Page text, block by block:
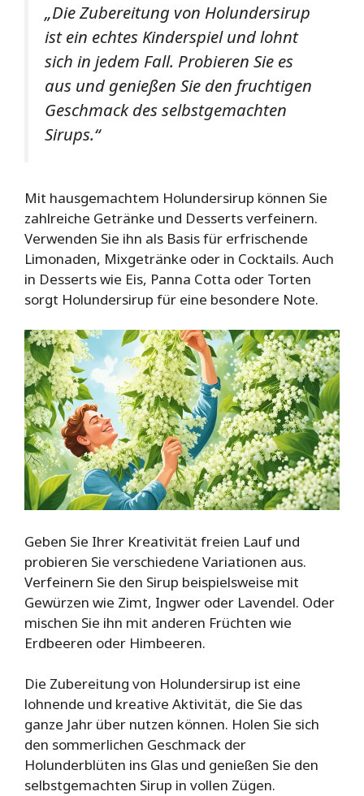
„Die Zubereitung von Holundersirup
ist ein echtes Kinderspiel und lohnt
sich in jedem Fall. Probieren Sie es
aus und genießen Sie den fruchtigen
Geschmack des selbstgemachten
Sirups.“
Mit hausgemachtem Holundersirup können Sie
zahlreiche Getränke und Desserts verfeinern.
Verwenden Sie ihn als Basis für erfrischende
Limonaden, Mixgetränke oder in Cocktails. Auch
in Desserts wie Eis, Panna Cotta oder Torten
sorgt Holundersirup für eine besondere Note.
Geben Sie Ihrer Kreativität freien Lauf und
probieren Sie verschiedene Variationen aus.
Verfeinern Sie den Sirup beispielsweise mit
Gewürzen wie Zimt, Ingwer oder Lavendel. Oder
mischen Sie ihn mit anderen Früchten wie
Erdbeeren oder Himbeeren.
Die Zubereitung von Holundersirup ist eine
lohnende und kreative Aktivität, die Sie das
ganze Jahr über nutzen können. Holen Sie sich
den sommerlichen Geschmack der
Holunderblüten ins Glas und genießen Sie den
selbstgemachten Sirup in vollen Zügen.